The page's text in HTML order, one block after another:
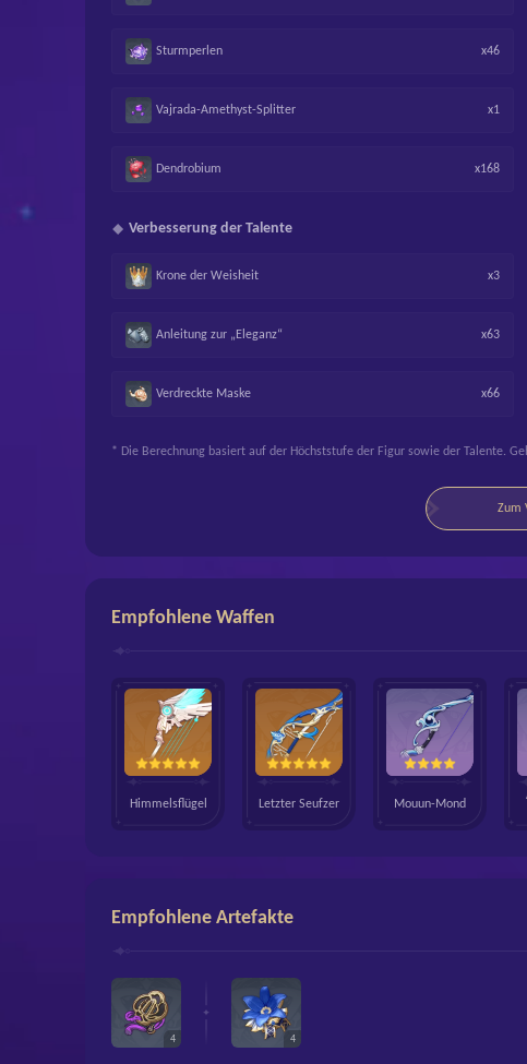
Sturmperlen x46
Vajrada-Amethyst-Splitter x1
Dendrobium x168
Verbesserung der Talente
Krone der Weisheit x3
Anleitung zur „Eleganz“ x63
Verdreckte Maske x66
* Die Berechnung basiert auf der Höchststufe der Figur sowie der Talente.
Zum
Empfohlene Waffen
Himmelsflügel Letzter Seufzer Mouun-Mond
Empfohlene Artefakte
4 4